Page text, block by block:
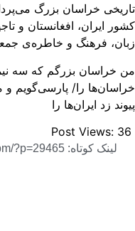
خراسان بزرگ
ایران، افغانستان و
فرهنگ و خاطره‌ی
خراسان بزرگم که سه
را/ پارسی‌گویم و
زد ایران‌ها را
Post Views:
لینک کوتاه: https://kabulestan.com/?p=29465